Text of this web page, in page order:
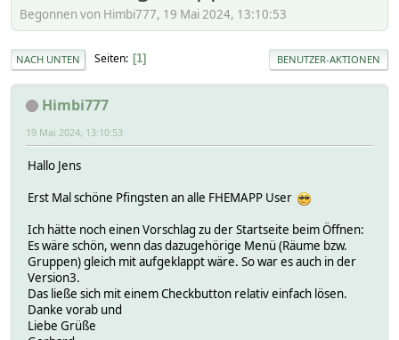
Begonnen von Himbi777, 19 Mai 2024, 13:10:53
NACH UNTEN Seiten 1 BENUTZER-AKTIONEN
Himbi777
19 Mai 2024, 13:10:53
Hallo Jens
Erst Mal schöne Pfingsten an alle FHEMAPP User
Ich hätte noch einen Vorschlag zu der Startseite beim Öffnen:
Es wäre schön, wenn das dazugehörige Menü (Räume bzw.
Gruppen) gleich mit aufgeklappt wäre. So war es auch in der
Version3.
Das ließe sich mit einem Checkbutton relativ einfach lösen.
Danke vorab und
Liebe Grüße